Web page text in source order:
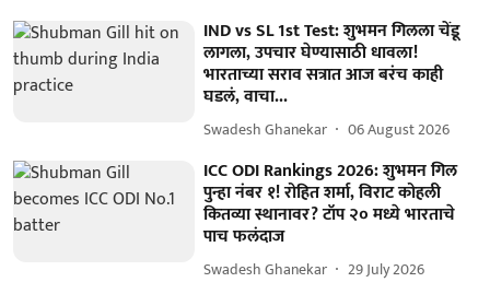
IND vs SL 1st Test: शुभमन गिलला चेंडू
लागला, उपचार घेण्यासाठी धावला!
भारताच्या सराव सत्रात आज बरंच काही
घडलं, वाचा...
Swadesh Ghanekar 06 August 2026
ICC ODI Rankings 2026: शुभमन गिल
पुन्हा नंबर १! रोहित शर्मा, विराट कोहली
कितव्या स्थानावर? टॉप २० मध्ये भारताचे
पाच फलंदाज
Swadesh Ghanekar 29 July 2026